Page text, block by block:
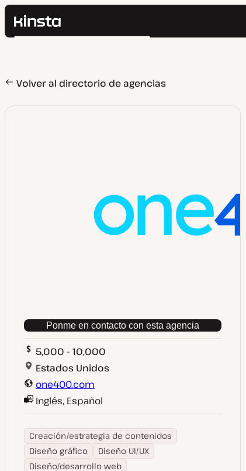
Kinsta®
Precios
Contacto
Buscar
Volver al directorio de agencias
Ponme en contacto con esta agencia
5,000 - 10,000
Estados Unidos
one400.com
Inglés, Español
Creación/estrategia de contenidos
Diseño gráfico
Diseño UI/UX
Diseño/desarrollo web